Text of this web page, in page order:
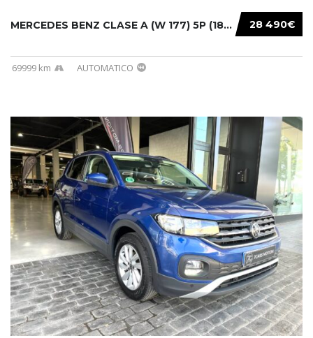
28 490€
MERCEDES BENZ CLASE A (W 177) 5P (18-) 2020....
69999 km AUTOMATICO